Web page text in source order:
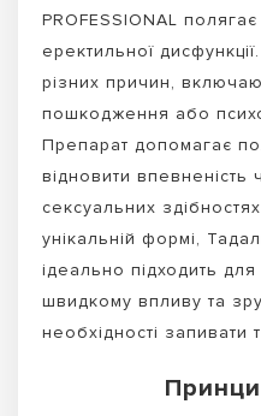
PROFESSIONAL
еректильної
різних причин,
пошкодження або
Препарат допомагає
відновити впевненість
сексуальних
унікальній формі,
ідеально підходить
швидкому впливу та
необхідності запивати